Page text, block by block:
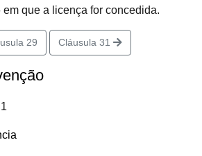
que a licença for concedida.
29 Cláusula 31